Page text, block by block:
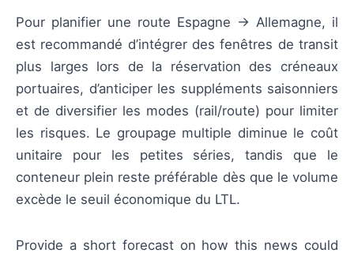
Pour planifier une route Espagne → Allemagne, il
est recommandé d’intégrer des fenêtres de transit
plus larges lors de la réservation des créneaux
portuaires, d’anticiper les suppléments saisonniers
et de diversifier les modes (rail/route) pour limiter
les risques. Le groupage multiple diminue le coût
unitaire pour les petites séries, tandis que le
conteneur plein reste préférable dès que le volume
excède le seuil économique du LTL.
Provide a short forecast on how this news could